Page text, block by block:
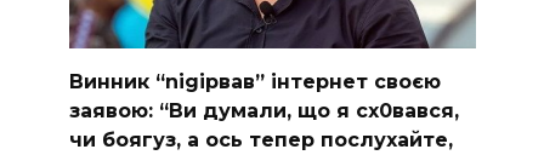
Винник “nіgірвав” інтернет своєю
заявою: “Ви думали, що я сх0вався,
чи боягуз, а ось тепер послухайте,